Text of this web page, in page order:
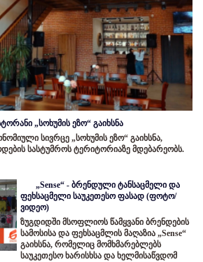
„სოხუმის ეზო“ გაიხსნა
სივრცე „სოხუმის ეზო“ გაიხსნა,
სასტუმროს ტერიტორიაზე მდებარეობს.
„Sense“ - ბრენდული ტანსაცმელი და
ფეხსაცმელი საუკეთესო ფასად (ფოტო/
ვიდეო)
ზუგდიდში მსოფლიოს წამყვანი ბრენდების
სამოსისა და ფეხსაცმლის მაღაზია „Sense“
გაიხსნა, რომელიც მომხმარებლებს
საუკეთესო ხარისხსა და ხელმისაწვდომ